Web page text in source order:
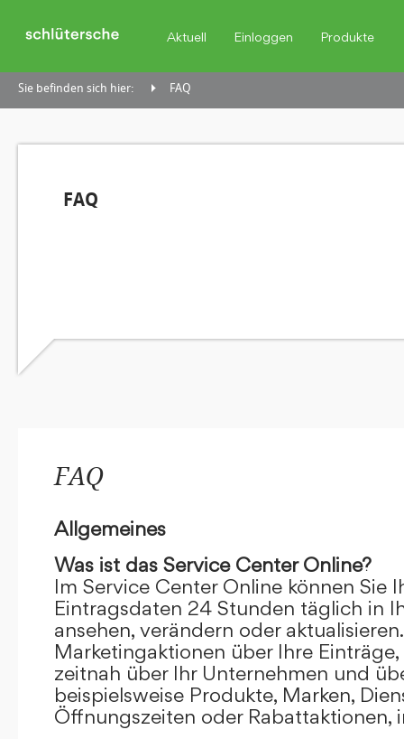
Aktuell Einloggen Produkte
Sie befinden sich hier: FAQ
FAQ
FAQ
Allgemeines
Was ist das Service Center Online?
Im Service Center Online können Sie
Eintragsdaten 24 Stunden täglich in
ansehen, verändern oder
Marketingaktionen über Ihre
zeitnah über Ihr Unternehmen und
beispielsweise Produkte, Marken,
Öffnungszeiten oder Rabattaktionen,